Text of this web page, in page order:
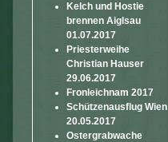
Kelch und Hostie
brennen Aiglsau
01.07.2017
Priesterweihe
Christian Hauser
29.06.2017
Fronleichnam 2017
Schützenausflug Wien
20.05.2017
Ostergrabwache